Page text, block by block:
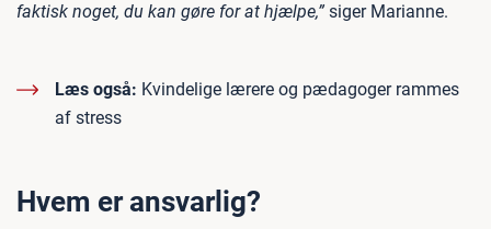
faktisk noget, du kan gøre for at hjælpe,” siger Marianne.
Læs også: Kvindelige lærere og pædagoger rammes
af stress
Hvem er ansvarlig?